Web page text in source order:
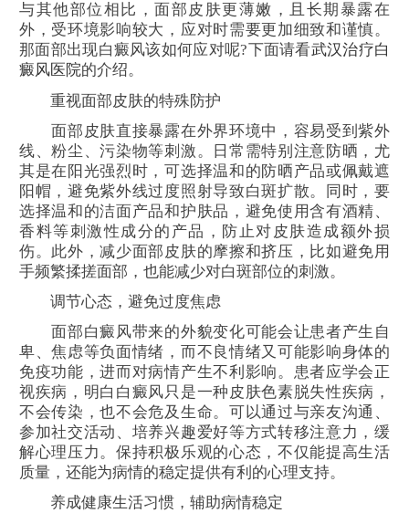
与其他部位相比，面部皮肤更薄嫩，且长期暴露在
外，受环境影响较大，应对时需要更加细致和谨慎。
那面部出现白癜风该如何应对呢?下面请看武汉治疗白
癜风医院的介绍。
重视面部皮肤的特殊防护​
面部皮肤直接暴露在外界环境中，容易受到紫外
线、粉尘、污染物等刺激。日常需特别注意防晒，尤
其是在阳光强烈时，可选择温和的防晒产品或佩戴遮
阳帽，避免紫外线过度照射导致白斑扩散。同时，要
选择温和的洁面产品和护肤品，避免使用含有酒精、
香料等刺激性成分的产品，防止对皮肤造成额外损
伤。此外，减少面部皮肤的摩擦和挤压，比如避免用
手频繁揉搓面部，也能减少对白斑部位的刺激。​
调节心态，避免过度焦虑​
面部白癜风带来的外貌变化可能会让患者产生自
卑、焦虑等负面情绪，而不良情绪又可能影响身体的
免疫功能，进而对病情产生不利影响。患者应学会正
视疾病，明白白癜风只是一种皮肤色素脱失性疾病，
不会传染，也不会危及生命。可以通过与亲友沟通、
参加社交活动、培养兴趣爱好等方式转移注意力，缓
解心理压力。保持积极乐观的心态，不仅能提高生活
质量，还能为病情的稳定提供有利的心理支持。​
养成健康生活习惯，辅助病情稳定​